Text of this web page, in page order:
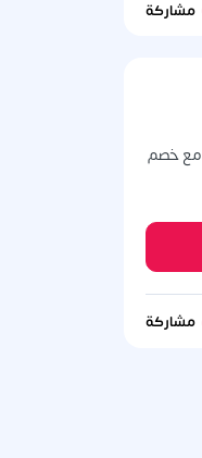
مع خصم